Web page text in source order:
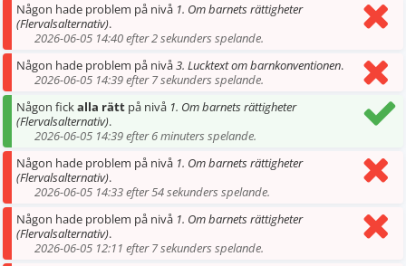
Någon hade problem på nivå 1. Om barnets rättigheter
(Flervalsalternativ).
2026-06-05 14:40 efter 2 sekunders spelande.
Någon hade problem på nivå3. Lucktext om barnkonventionen.
2026-06-05 14:39 efter 7 sekunders spelande.
Någon fickalla rätt på nivå 1. Om barnets rättigheter
(Flervalsalternativ).
2026-06-05 14:39 efter 6 minuters spelande.
Någon hade problem på nivå 1. Om barnets rättigheter
(Flervalsalternativ).
2026-06-05 14:33 efter 54 sekunders spelande.
Någon hade problem på nivå 1. Om barnets rättigheter
(Flervalsalternativ).
2026-06-05 12:11 efter 7 sekunders spelande.